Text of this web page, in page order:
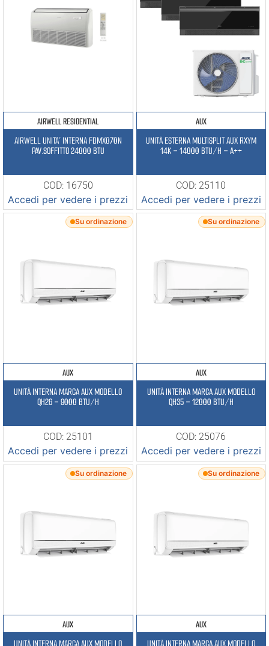
AIRWELL RESIDENTIAL
AIRWELL UNITA’ INTERNA FDMX070N
PAV.SOFFITTO 24000 BTU
COD: 16750
Accedi per vedere i prezzi
AUX
UNITÀ ESTERNA MULTISPLIT AUX RXYM
14K – 14000 BTU/H – A++
COD: 25110
Accedi per vedere i prezzi
Su ordinazione
AUX
UNITÀ INTERNA MARCA AUX MODELLO
QH26 – 9000 BTU/H
COD: 25101
Accedi per vedere i prezzi
Su ordinazione
AUX
UNITÀ INTERNA MARCA AUX MODELLO
QH35 – 12000 BTU/H
COD: 25076
Accedi per vedere i prezzi
Su ordinazione
AUX
UNITÀ INTERNA MARCA AUX MODELLO
Su ordinazione
AUX
UNITÀ INTERNA MARCA AUX MODELLO